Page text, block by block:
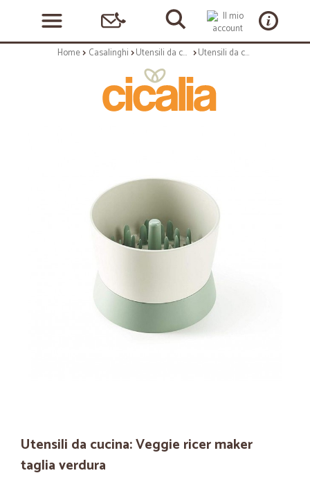
Home Casalinghi Utensili da cucina Utensili da cucina: Veggie ricer maker taglia verdura
Utensili da cucina: Veggie ricer maker
taglia verdura